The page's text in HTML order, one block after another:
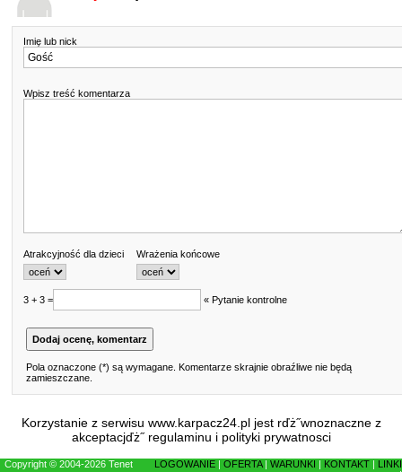
Imię lub nick
Wpisz treść komentarza
Atrakcyjność dla dzieci Wrażenia końcowe
3 + 3 = « Pytanie kontrolne
Pola oznaczone (*) są wymagane. Komentarze skrajnie obraźliwe nie będą
zamieszczane.
Korzystanie z serwisu www.karpacz24.pl jest rďż˝wnoznaczne z
akceptacjďż˝ regulaminu i polityki prywatnosci
Copyright © 2004-2026 Tenet LOGOWANIE OFERTA| WARUNKI KONTAKT
LINKI